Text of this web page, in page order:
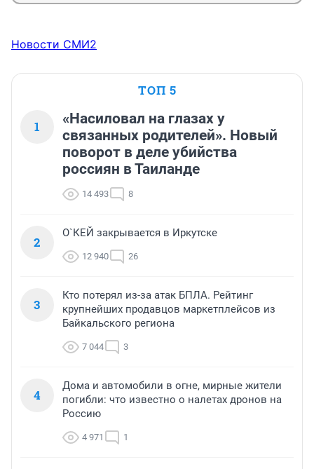
Новости СМИ2
ТОП 5
1
«Насиловал на глазах у
связанных родителей». Новый
поворот в деле убийства
россиян в Таиланде
14 493 8
2
О`КЕЙ закрывается в Иркутске
12 940 26
3
Кто потерял из-за атак БПЛА. Рейтинг
крупнейших продавцов маркетплейсов из
Байкальского региона
7 044 3
4
Дома и автомобили в огне, мирные жители
погибли: что известно о налетах дронов на
Россию
4 971 1